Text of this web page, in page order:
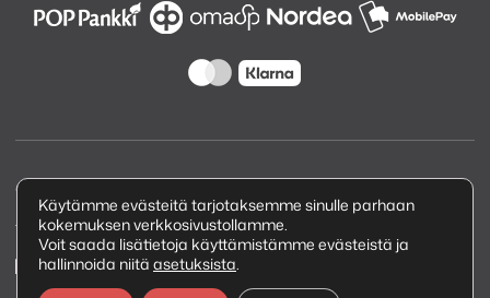
Copyright © 2026 Kuva ja Ääni Oy
Tietosuojaseloste
Käytämme evästeitä tarjotaksemme sinulle parhaan
kokemuksen verkkosivustollamme.
Voit saada lisätietoja käyttämistämme evästeistä ja
hallinnoida niitä asetuksista.